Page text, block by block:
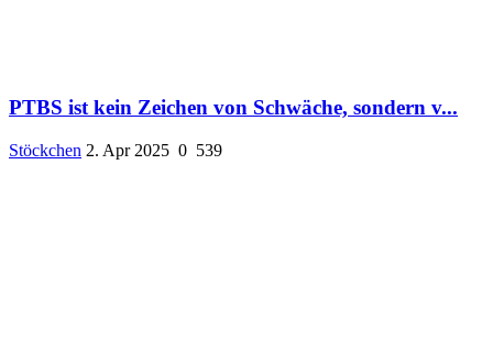
PTBS ist kein Zeichen von Schwäche, sondern v...
Stöckchen 2. Apr 2025 0 539